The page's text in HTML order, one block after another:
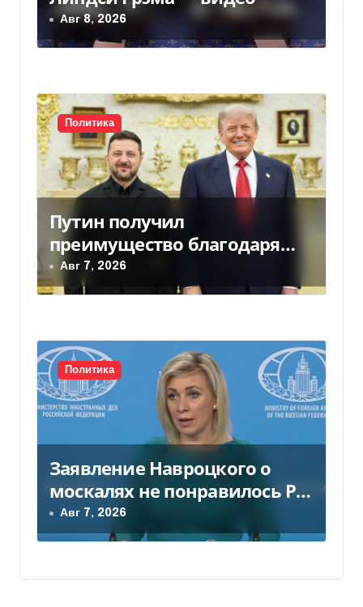
а
п
и
с
я
м
Авг 8, 2026
Политика
Путин получил
преимущество благодаря
действиям США
Авг 7, 2026
Политика
Заявление Навроцкого о
москалях не понравилось РФ
— видео
Авг 7, 2026